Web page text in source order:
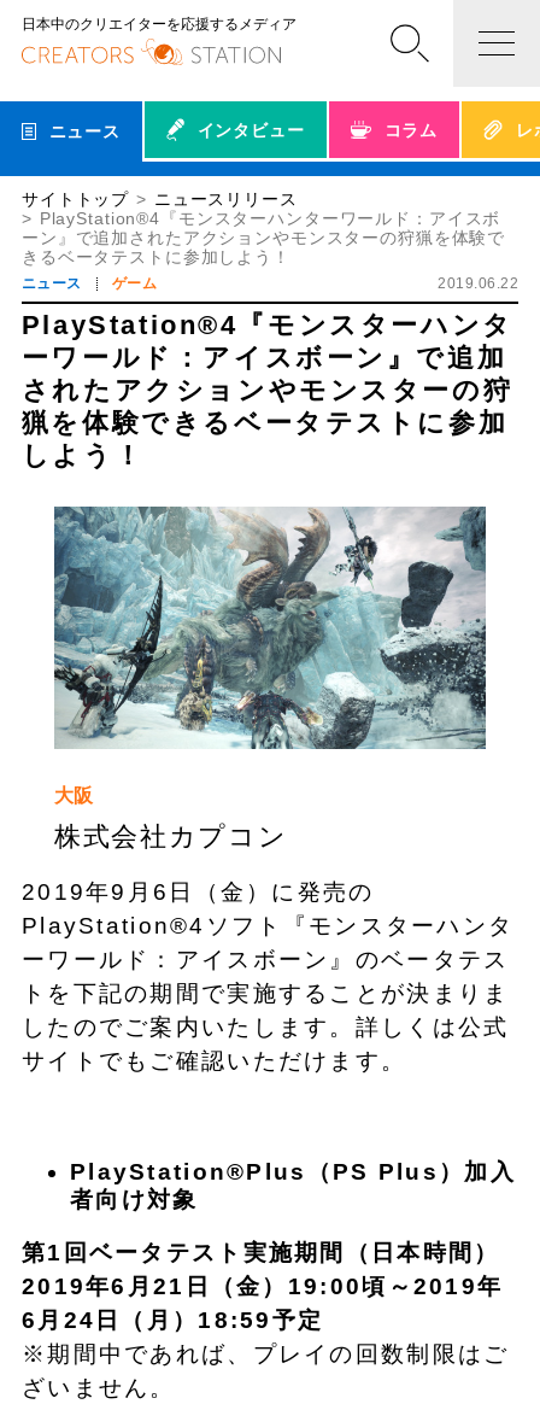
日本中のクリエイターを応援するメディア
ニュース インタビュー コラム レ
サイトトップ
ニュースリリース
PlayStation®4『モンスターハンターワールド：アイスボ
ーン』で追加されたアクションやモンスターの狩猟を体験で
きるベータテストに参加しよう！
ニュース ゲーム 2019.06.22
PlayStation®4『モンスターハンタ
ーワールド：アイスボーン』で追加
されたアクションやモンスターの狩
猟を体験できるベータテストに参加
しよう！
大阪
株式会社カプコン
2019年9月6日（金）に発売の
PlayStation®4ソフト『モンスターハンタ
ーワールド：アイスボーン』のベータテス
トを下記の期間で実施することが決まりま
したのでご案内いたします。詳しくは公式
サイトでもご確認いただけます。
PlayStation®Plus（PS Plus）加入
者向け対象
第1回ベータテスト実施期間（日本時間）
2019年6月21日（金）19:00頃～2019年
6月24日（月）18:59予定
※期間中であれば、プレイの回数制限はご
ざいません。